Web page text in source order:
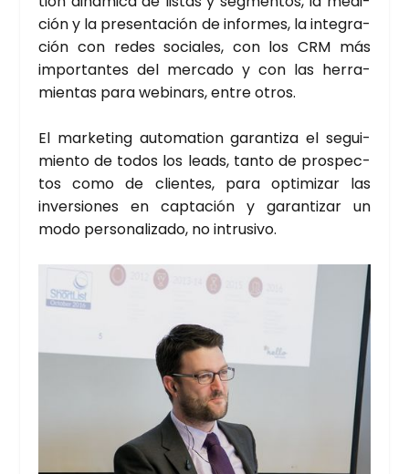
ción y la pre­sen­ta­ción de infor­mes, la inte­gra­
ción con redes socia­les, con los CRM más
impor­tan­tes del mer­ca­do y con las herra­
mien­tas para webi­nars, entre otros.
El mar­ke­ting auto­ma­tion garan­ti­za el segui­
mien­to de todos los leads, tan­to de pros­pec­
tos como de clien­tes, para opti­mi­zar las
inver­sio­nes en cap­ta­ción y garan­ti­zar un
modo per­so­na­li­za­do, no intru­si­vo.